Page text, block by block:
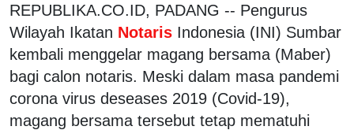
REPUBLIKA.CO.ID, PADANG -- Pengurus
Wilayah Ikatan Notaris Indonesia (INI) Sumbar
kembali menggelar magang bersama (Maber)
bagi calon notaris. Meski dalam masa pandemi
corona virus deseases 2019 (Covid-19),
magang bersama tersebut tetap mematuhi